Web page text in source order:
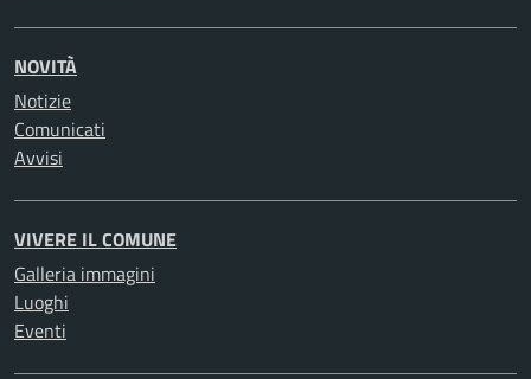
NOVITÀ
Notizie
Comunicati
Avvisi
VIVERE IL COMUNE
Galleria immagini
Luoghi
Eventi